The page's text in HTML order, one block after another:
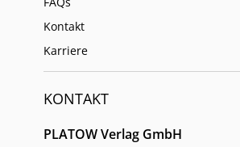
Kontakt
Karriere
KONTAKT
PLATOW Verlag GmbH